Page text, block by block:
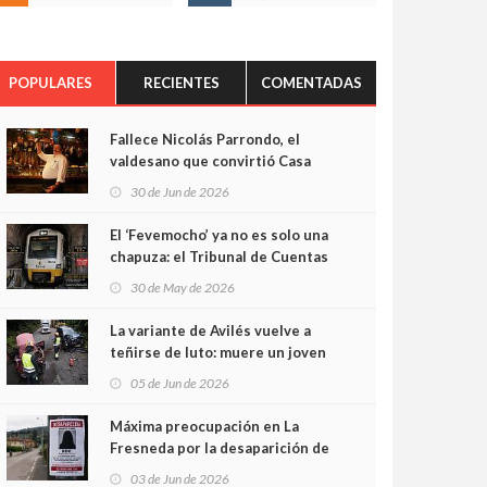
POPULARES RECIENTES COMENTADAS
Fallece Nicolás Parrondo, el
valdesano que convirtió Casa
30 de Jun de 2026
El ‘Fevemocho’ ya no es solo una
chapuza: el Tribunal de Cuentas
sobrecoste de los trenes que no
cabían por los túneles
30 de May de 2026
La variante de Avilés vuelve a
teñirse de luto: muere un joven
05 de Jun de 2026
Máxima preocupación en La
Fresneda por la desaparición de
03 de Jun de 2026